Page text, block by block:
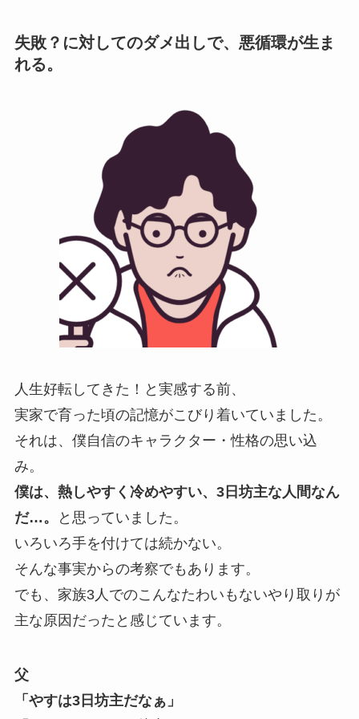
失敗？に対してのダメ出しで、悪循環が生ま
れる。
人生好転してきた！と実感する前、
実家で育った頃の記憶がこびり着いていました。
それは、僕自信のキャラクター・性格の思い込
み。
僕は、熱しやすく冷めやすい、3日坊主な人間なん
だ…。
と思っていました。
いろいろ手を付けては続かない。
そんな事実からの考察でもあります。
でも、家族3人でのこんなたわいもないやり取りが
主な原因だったと感じています。
父
「やすは3日坊主だなぁ」